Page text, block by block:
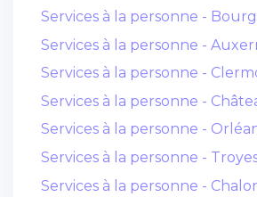
Services à la personne -
Services à la personne -
Services à la personne -
Services à la personne -
Services à la personne -
Services à la personne -
Services à la personne -